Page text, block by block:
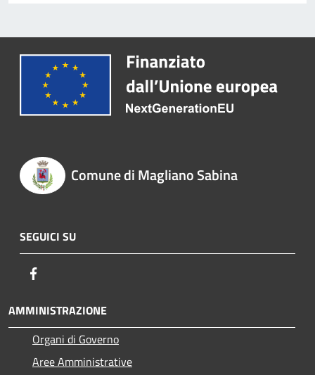
Comune di Magliano Sabina
SEGUICI SU
AMMINISTRAZIONE
Organi di Governo
Aree Amministrative